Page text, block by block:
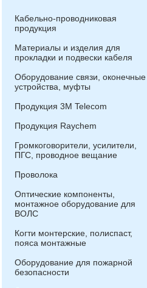
Кабельно-проводниковая
продукция
Материалы и изделия для
прокладки и подвески кабеля
Оборудование связи, оконечные
устройства, муфты
Продукция 3М Telecom
Продукция Raychem
Громкоговорители, усилители,
ПГС, проводное вещание
Проволока
Оптические компоненты,
монтажное оборудование для
ВОЛС
Когти монтерские, полиспаст,
пояса монтажные
Оборудование для пожарной
безопасности